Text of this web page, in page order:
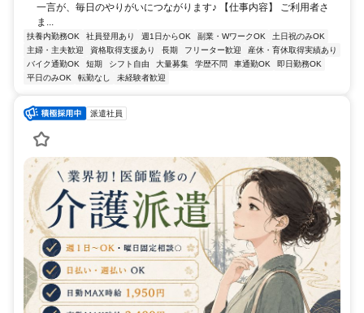
一言が、毎日のやりがいにつながります♪ 【仕事内容】 ご利用者さ
ま...
扶養内勤務OK 社員登用あり 週1日からOK 副業・WワークOK
土日祝のみOK
主婦・主夫歓迎
資格取得支援あり 長期 フリーター歓迎
産休・育休取得実績あり
バイク通勤OK
短期 シフト自由 大量募集 学歴不問 車通勤OK
即日勤務OK
平日のみOK
転勤なし 未経験者歓迎
派遣社員